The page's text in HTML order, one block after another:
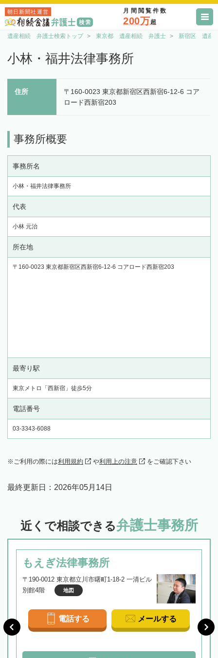
朝日新聞社運営 月間閲覧件数
200万超
遺産相続 弁護士検索トップ 東京都 遺産相続 弁護士 新宿区 遺産
小林・福井法律事務所
住所
〒160-0023 東京都新宿区西新宿6-12-6 コア
ロード西新宿203
事務所概要
事務所名
小林・福井法律事務所
代表
小林 元治
所在地
〒160-0023 東京都新宿区西新宿6-12-6 コアロード西新宿203
最寄り駅
東京メトロ「西新宿」徒歩5分
電話番号
03-3343-6088
ご利用の際には利用規約 や利用上の注意 をご確認下さい
最終更新日： 2026年05月14日
近くで相談できる弁護士事務所
もえぎ法律事務所
〒190-0012 東京都立川市曙町1-18-2 一清ビル
別館4階
地図
電話する メールする